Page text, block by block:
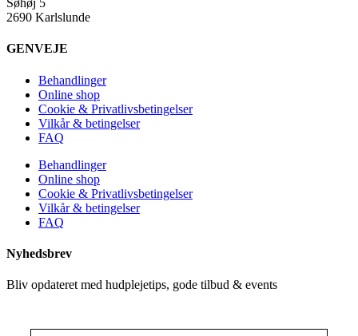
Søhøj 5
2690 Karlslunde
GENVEJE
Behandlinger
Online shop
Cookie & Privatlivsbetingelser
Vilkår & betingelser
FAQ
Behandlinger
Online shop
Cookie & Privatlivsbetingelser
Vilkår & betingelser
FAQ
Nyhedsbrev
Bliv opdateret med hudplejetips, gode tilbud & events